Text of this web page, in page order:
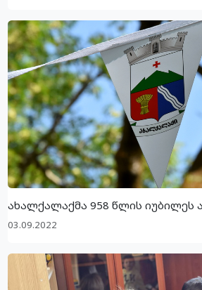
ახალქალაქმა 958 წლის იუბილეს
03.09.2022